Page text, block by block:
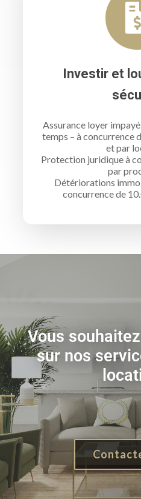
Investir et
Assurance loyer
temps – à concurrence
et par
Protection juridique à
par
Détériorations
concurrence de
Vous
sur nos